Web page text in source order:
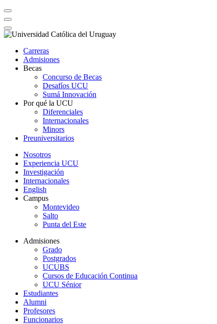
Carreras
Admisiones
Becas
Concurso de Becas
Desafíos UCU
Sumá Innovación
Por qué la UCU
Diferenciales
Internacionales
Minors
Preuniversitarios
Nosotros
Experiencia UCU
Investigación
Internacionales
English
Campus
Montevideo
Salto
Punta del Este
Admisiones
Grado
Postgrados
UCUBS
Cursos de Educación Continua
UCU Sénior
Estudiantes
Alumni
Profesores
Funcionarios